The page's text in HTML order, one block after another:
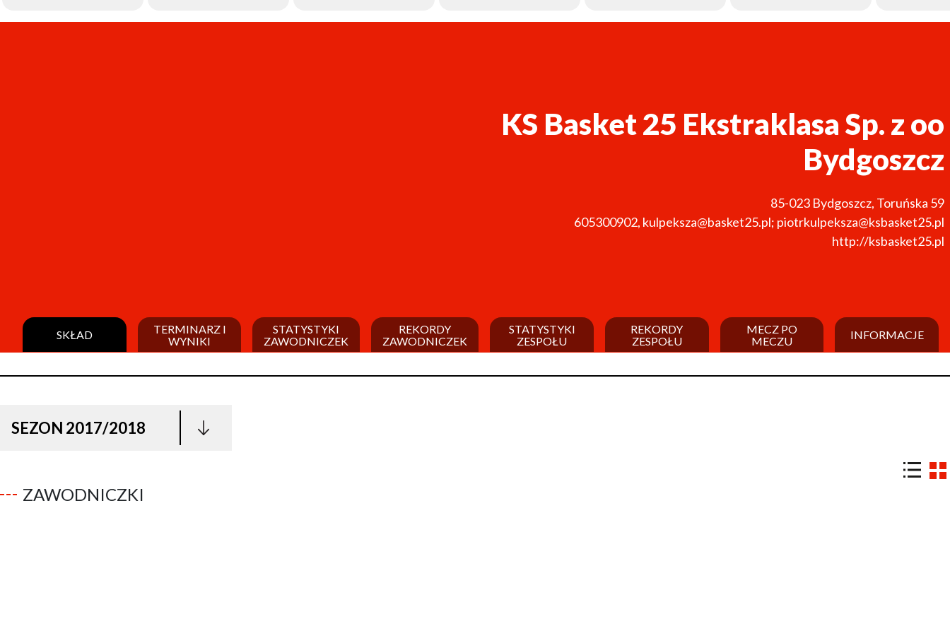
KS Basket 25 Ekstraklasa Sp. z oo
Bydgoszcz
85-023 Bydgoszcz, Toruńska 59
605300902, kulpeksza@basket25.pl; piotrkulpeksza@ksbasket25.pl
http://ksbasket25.pl
SKŁAD
TERMINARZ I
WYNIKI
STATYSTYKI
ZAWODNICZEK
REKORDY
ZAWODNICZEK
STATYSTYKI
ZESPOŁU
REKORDY
ZESPOŁU
MECZ PO
MECZU
INFORMACJE
SEZON 2017/2018
ZAWODNICZKI